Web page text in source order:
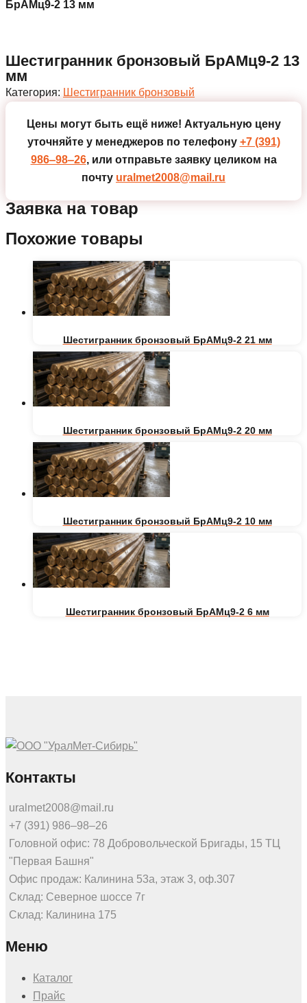
БрАМц9-2 13 мм
Шестигранник бронзовый БрАМц9-2 13
мм
Категория: Шестигранник бронзовый
Цены могут быть ещё ниже! Актуальную цену
уточняйте у менеджеров по телефону +7 (391)
986‒98‒26, или отправьте заявку целиком на
почту uralmet2008@mail.ru
Заявка на товар
Похожие товары
Шестигранник бронзовый БрАМц9-2 21 мм
Шестигранник бронзовый БрАМц9-2 20 мм
Шестигранник бронзовый БрАМц9-2 10 мм
Шестигранник бронзовый БрАМц9-2 6 мм
Контакты
uralmet2008@mail.ru
+7 (391) 986‒98‒26
Головной офис: 78 Добровольческой Бригады, 15 ТЦ
"Первая Башня"
Офис продаж: Калинина 53а, этаж 3, оф.307
Склад: Северное шоссе 7г
Склад: Калинина 175
Меню
Каталог
Прайс